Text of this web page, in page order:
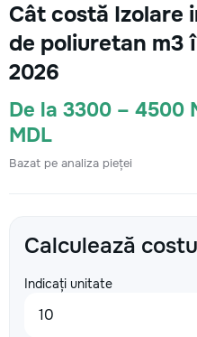
Cât costă Izolare
de poliuretan m3
2026
De la 3300 – 4500
MDL
Bazat pe analiza pieței
Calculează
Indicați unitate